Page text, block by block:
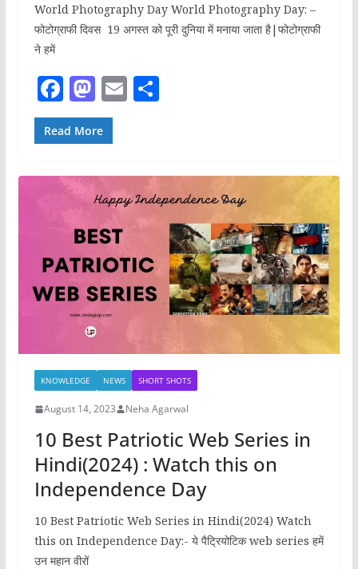
World Photography Day World Photography Day: –
फोटोग्राफी दिवस 19 अगस्त को पूरी दुनिया में मनाया जाता है|फोटोग्राफी
ने हमें
F
a
c
b
o
o
k
M
a
st
d
o
n
E
m
S
Read More
KNOWLEDGE NEWS SHORT SHOTS
August 14, 2023 Neha Agarwal
10 Best Patriotic Web Series in
Hindi(2024) : Watch this on
Independence Day
10 Best Patriotic Web Series in Hindi(2024) Watch
this on Independence Day:- ये पैट्रियोटिक web series हमें
उन महान वीरों